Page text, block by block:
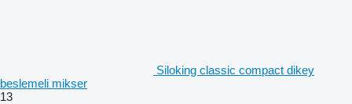
Siloking classic compact dikey
beslemeli mikser
13